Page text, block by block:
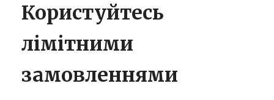
Користуйтесь
лімітними
замовленнями